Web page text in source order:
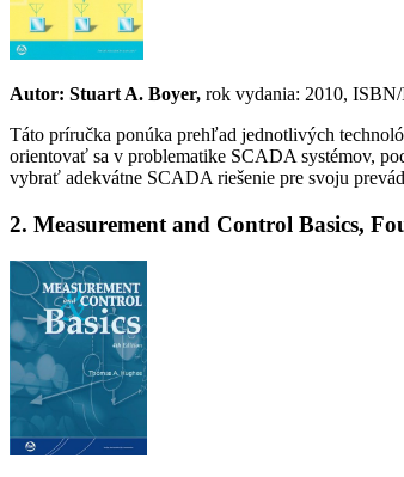
Autor: Stuart A. Boyer, rok vydania: 2010,
Táto príručka ponúka prehľad jednotlivých
orientovať sa v problematike SCADA systémov,
vybrať adekvátne SCADA riešenie pre svoju
2. Measurement and Control Basics,